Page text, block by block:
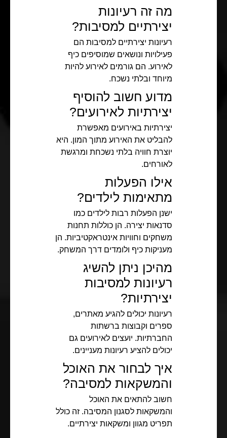
מה זה רעיונות
יצירתיים למסיבות?
רעיונות יצירתיים למסיבות הם
פעילויות ונושאים שמוסיפים כיף
לאירוע. הם גורמים לאירוע להיות
מיוחד ובלתי נשכח.
מדוע חשוב להוסיף
יצירתיות לאירועים?
יצירתיות באירועים מאפשרת
להבליט את האירוע מתוך המון. היא
יוצרת חוויה בלתי נשכחת ומרגשת
לאורחים.
אילו הפעלות
מתאימות לילדים?
ישנן הפעלות רבות לילדים כמו
סדנאות יצירה. הן כוללות תחנות
משחקים וחוויות אינטראקטיביות. הן
מעניקות כיף ולומדים דרך המשחק.
מהיכן ניתן להשיג
רעיונות למסיבות
יצירתיות?
רעיונות יכולים להגיע מאתרים,
ספרים וקבוצות ברשתות
החברתיות. יועצים לאירועים גם
יכולים להציע רעיונות מעניינים.
איך לבחור את האוכל
והמשקאות למסיבה?
חשוב להתאים את האוכל
והמשקאות לסגנון המסיבה. זה כולל
תפריט מגוון ומשקאות יצירתיים.